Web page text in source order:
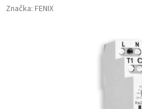
Značka: FENIX